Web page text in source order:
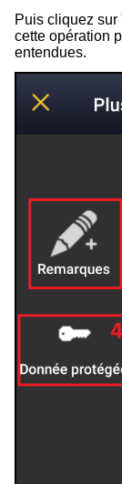
Puis cliquez
cette opération
entendues.